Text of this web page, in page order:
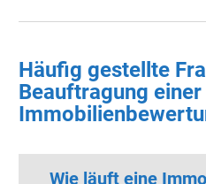
Häufig gestellte
Beauftragung einer
Wie läuft eine